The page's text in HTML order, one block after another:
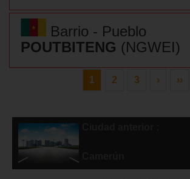
Barrio - Pueblo
POUTBITENG (NGWEI)
1 2 3 › ››